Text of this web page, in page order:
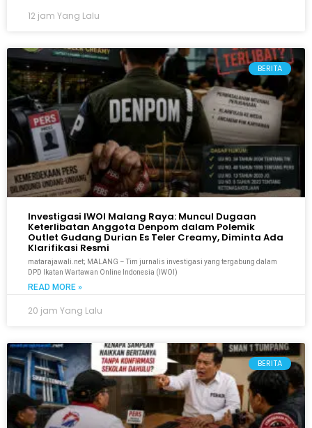
12 jam Yang Lalu
BERITA
Investigasi IWOI Malang Raya: Muncul Dugaan
Keterlibatan Anggota Denpom dalam Polemik
Outlet Gudang Durian Es Teler Creamy, Diminta Ada
Klarifikasi Resmi
matarajawali.net; MALANG – Tim jurnalis investigasi yang tergabung dalam
DPD Ikatan Wartawan Online Indonesia (IWOI)
READ MORE »
20 jam Yang Lalu
BERITA